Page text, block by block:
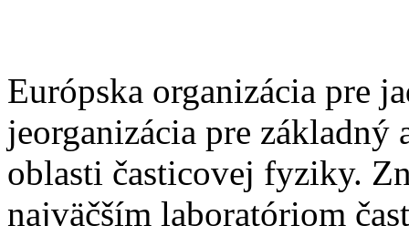
Európska organizácia pre
jeorganizácia pre
oblasti časticovej fyziky.
najväčším laboratóriom